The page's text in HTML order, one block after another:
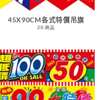
45X90CM各式特價吊旗
20 商品